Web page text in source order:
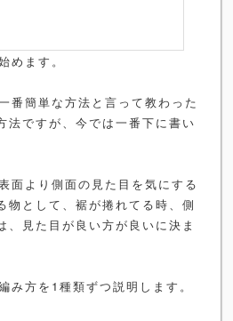
ます。
番簡単な方法と言って教わった
法ですが、今では一番下に書い
面より側面の見た目を気にする
物として、裾が捲れてる時、側
、見た目が良い方が良いに決ま
方を1種類ずつ説明します。